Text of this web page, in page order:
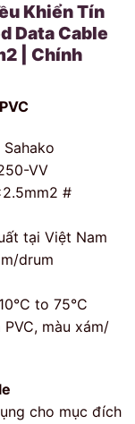
Khiển Tín
Data Cable
| Chính
Sahako
VV
#
tại Việt Nam
drum
to 75°C
PVC, màu xám/
cho mục đích